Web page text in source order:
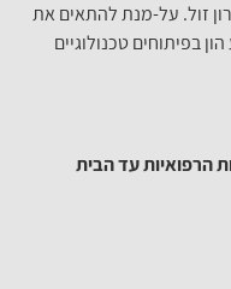
זול. על-מנת להתאים את
בפיתוחים טכנולוגיים
הרפואיות עד הבית